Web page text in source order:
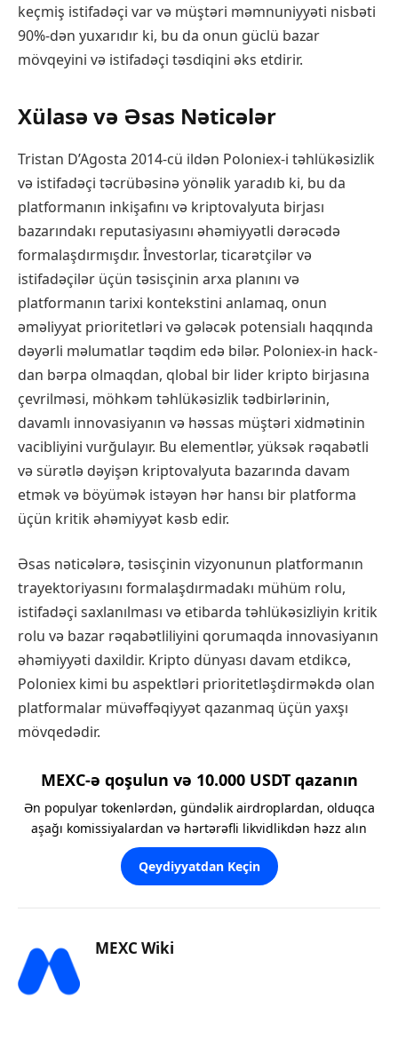
keçmiş istifadəçi var və müştəri məmnuniyyəti nisbəti
90%-dən yuxarıdır ki, bu da onun güclü bazar
mövqeyini və istifadəçi təsdiqini əks etdirir.
Xülasə və Əsas Nəticələr
Tristan D’Agosta 2014-cü ildən Poloniex-i təhlükəsizlik
və istifadəçi təcrübəsinə yönəlik yaradıb ki, bu da
platformanın inkişafını və kriptovalyuta birjası
bazarındakı reputasiyasını əhəmiyyətli dərəcədə
formalaşdırmışdır. İnvestorlar, ticarətçilər və
istifadəçilər üçün təsisçinin arxa planını və
platformanın tarixi kontekstini anlamaq, onun
əməliyyat prioritetləri və gələcək potensialı haqqında
dəyərli məlumatlar təqdim edə bilər. Poloniex-in hack-
dan bərpa olmaqdan, qlobal bir lider kripto birjasına
çevrilməsi, möhkəm təhlükəsizlik tədbirlərinin,
davamlı innovasiyanın və həssas müştəri xidmətinin
vacibliyini vurğulayır. Bu elementlər, yüksək rəqabətli
və sürətlə dəyişən kriptovalyuta bazarında davam
etmək və böyümək istəyən hər hansı bir platforma
üçün kritik əhəmiyyət kəsb edir.
Əsas nəticələrə, təsisçinin vizyonunun platformanın
trayektoriyasını formalaşdırmadakı mühüm rolu,
istifadəçi saxlanılması və etibarda təhlükəsizliyin kritik
rolu və bazar rəqabətliliyini qorumaqda innovasiyanın
əhəmiyyəti daxildir. Kripto dünyası davam etdikcə,
Poloniex kimi bu aspektləri prioritetləşdirməkdə olan
platformalar müvəffəqiyyət qazanmaq üçün yaxşı
mövqedədir.
MEXC-ə qoşulun və 10.000 USDT qazanın
Ən populyar tokenlərdən, gündəlik airdroplardan, olduqca
aşağı komissiyalardan və hərtərəfli likvidlikdən həzz alın
Qeydiyyatdan Keçin
MEXC Wiki